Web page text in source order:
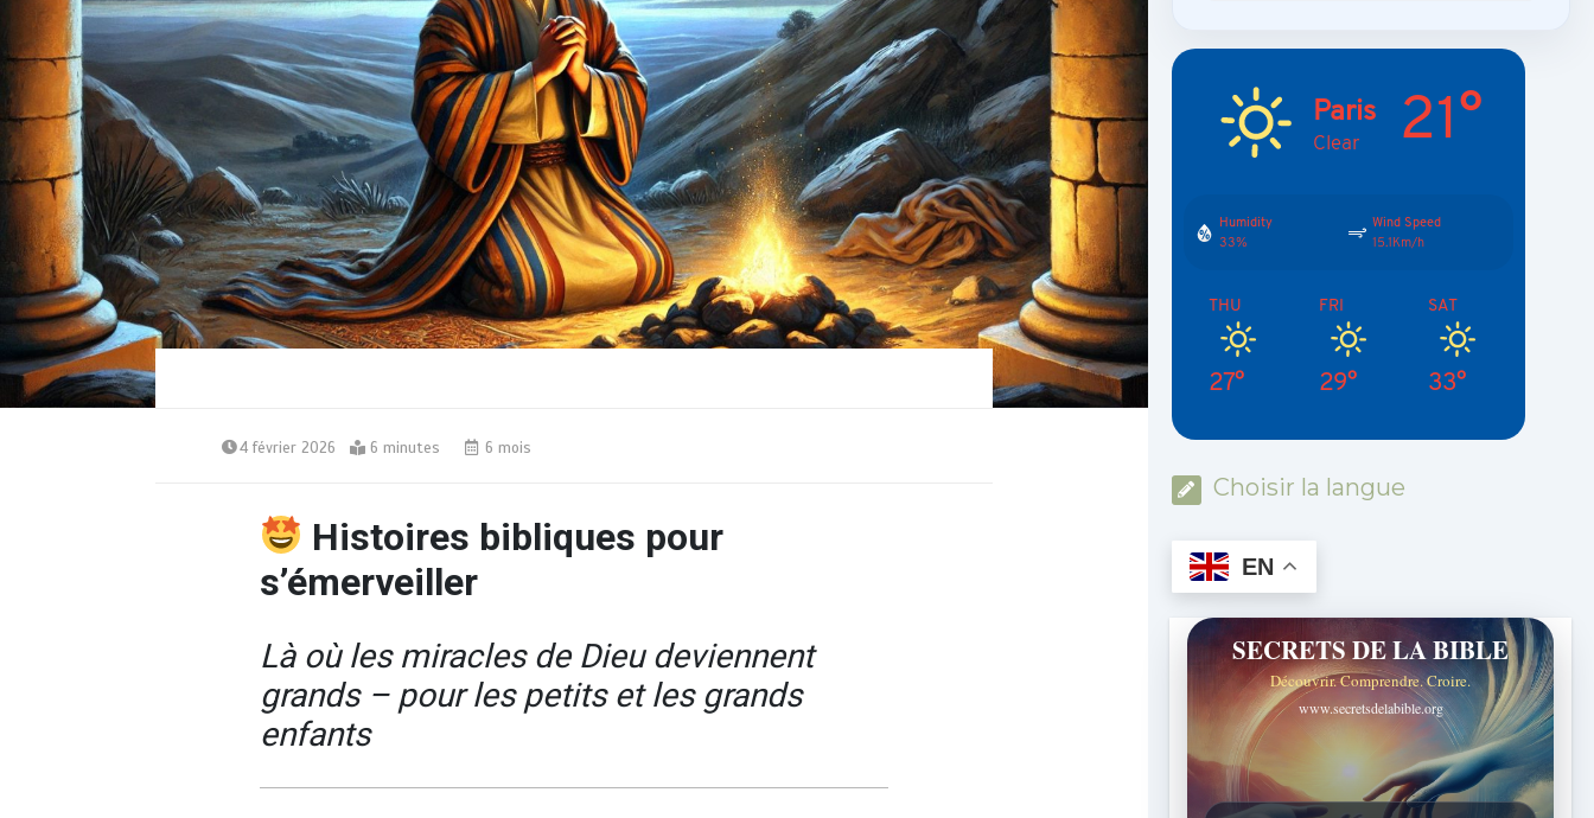
4 février 2026 6 minutes 6 mois
Histoires bibliques pour
s’émerveiller
Là où les miracles de Dieu deviennent
grands – pour les petits et les grands
enfants
Paris
Clear 21°
Humidity
33%
Wind Speed
15.1Km/h
THU
27°
FRI
29°
SAT
33°
Choisir la langue
EN
SECRETS DE LA BIBLE
Découvrir. Comprendre. Croire.
www.secretsdelabible.org